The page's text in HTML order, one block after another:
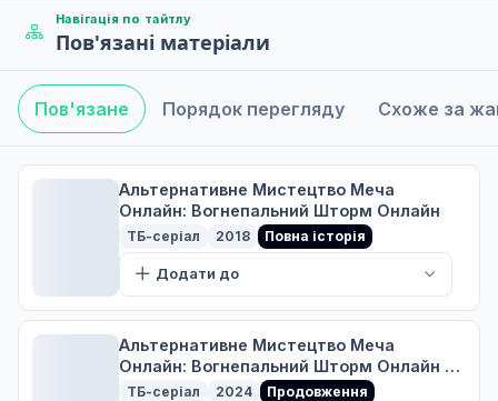
Навігація по тайтлу
Пов'язані матеріали
Пов'язане Порядок перегляду Схоже за
Альтернативне Мистецтво Меча
Онлайн: Вогнепальний Шторм Онлайн
ТБ-серіал 2018 Повна історія
Додати до
Альтернативне Мистецтво Меча
Онлайн: Вогнепальний Шторм Онлайн -
2 сезон
ТБ-серіал 2024 Продовження